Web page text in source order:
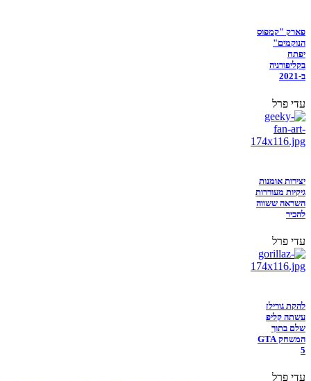
פארק "קמפוס
הנוקמים"
יפתח
בקליפורניה
ב-2021
עדי פרל
יצירות אומנות
גיקיות מעוררות
השראה ששווה
להכיר
עדי פרל
להקת גורילז
עשתה קליפ
שלם בתוך
המשחק GTA
5
עדי פרל